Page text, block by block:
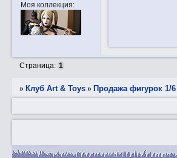
Моя коллекция:
Страница: 1
» Клуб Art & Toys » Продажа фигурок 1/6